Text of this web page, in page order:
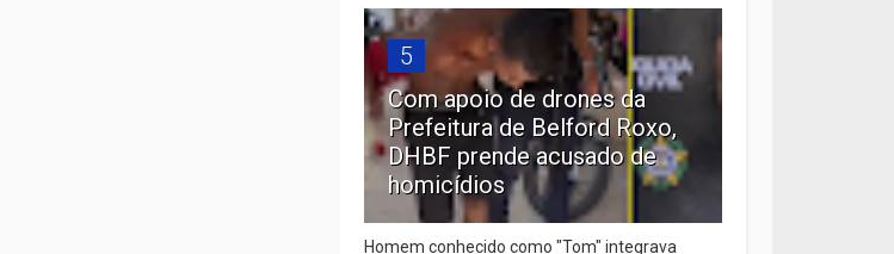
5
Com apoio de drones da
Prefeitura de Belford Roxo,
DHBF prende acusado de
homicídios
Homem conhecido como "Tom" integrava